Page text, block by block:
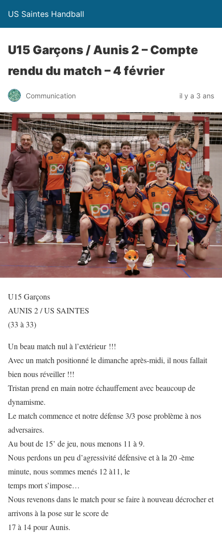
US Saintes Handball
U15 Garçons / Aunis 2 – Compte
rendu du match – 4 février
Communication il y a 3 ans
U15 Garçons
AUNIS 2 / US SAINTES
(33 à 33)
Un beau match nul à l’extérieur !!!
Avec un match positionné le dimanche après-midi, il nous fallait
bien nous réveiller !!!
Tristan prend en main notre échauffement avec beaucoup de
dynamisme.
Le match commence et notre défense 3/3 pose problème à nos
adversaires.
Au bout de 15’ de jeu, nous menons 11 à 9.
Nous perdons un peu d’agressivité défensive et à la 20 -ème
minute, nous sommes menés 12 à11, le
temps mort s’impose…
Nous revenons dans le match pour se faire à nouveau décrocher et
arrivons à la pose sur le score de
17 à 14 pour Aunis.